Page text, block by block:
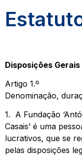
Disposições Gerais
Artigo 1.º
Denominação,
1. A Fundação
Casais’ é uma
lucrativos, que se
pelas disposições